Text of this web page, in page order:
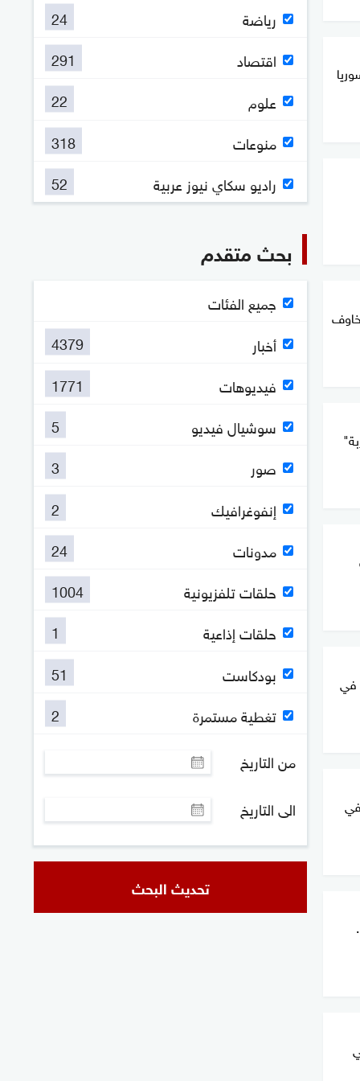
في
رياضة
24
اقتصاد
291
علوم
22
منوعات
318
راديو سكاي نيوز عربية
52
بحث متقدم
جميع الفئات
أخبار
4379
فيديوهات
1771
سوشيال فيديو
5
صور
3
إنفوغرافيك
2
مدونات
24
حلقات تلفزيونية
1004
حلقات إذاعية
1
بودكاست
51
تغطية مستمرة
2
من التاريخ
الى التاريخ
تحديث البحث